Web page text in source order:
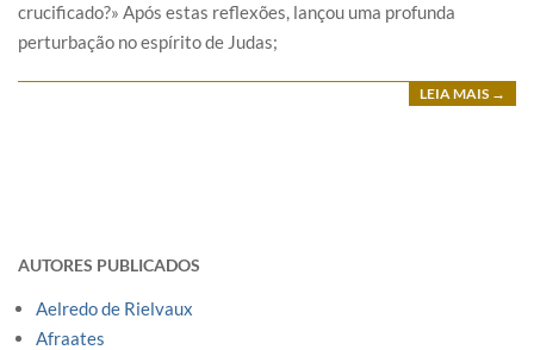
crucificado?» Após estas reflexões, lançou uma profunda
perturbação no espírito de Judas;
LEIA MAIS →
AUTORES PUBLICADOS
Aelredo de Rielvaux
Afraates